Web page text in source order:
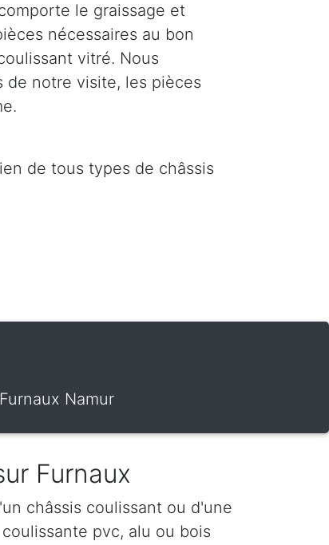
le graissage et
nécessaires au bon
vitré. Nous
de notre visite, les pièces
de tous types de châssis
Namur
Furnaux
châssis coulissant ou d'une
pvc, alu ou bois